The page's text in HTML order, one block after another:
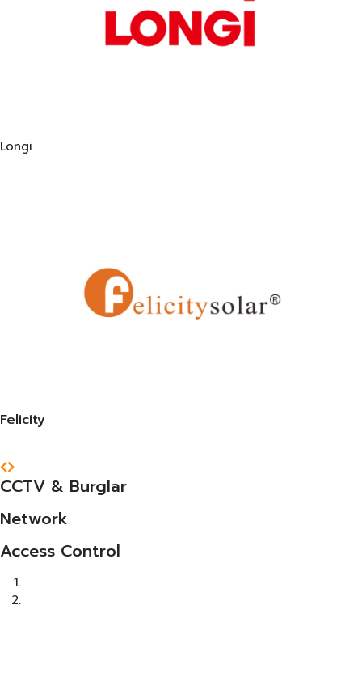
Longi
Felicity
CCTV & Burglar
Network
Access Control